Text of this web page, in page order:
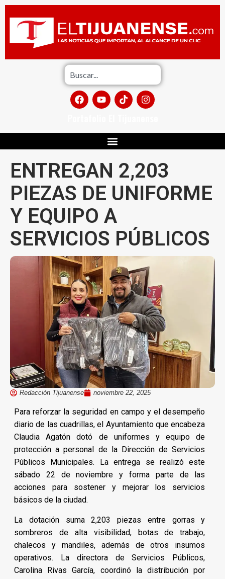
ENTREGAN 2,203
PIEZAS DE UNIFORME
Y EQUIPO A
SERVICIOS PÚBLICOS
Redacción Tijuanense noviembre 22, 2025
Para reforzar la seguridad en campo y el desempeño
diario de las cuadrillas, el Ayuntamiento que encabeza
Claudia Agatón dotó de uniformes y equipo de
protección a personal de la Dirección de Servicios
Públicos Municipales. La entrega se realizó este
sábado 22 de noviembre y forma parte de las
acciones para sostener y mejorar los servicios
básicos de la ciudad.
La dotación suma 2,203 piezas entre gorras y
sombreros de alta visibilidad, botas de trabajo,
chalecos y mandiles, además de otros insumos
operativos. La directora de Servicios Públicos,
Carolina Rivas García, coordinó la distribución por